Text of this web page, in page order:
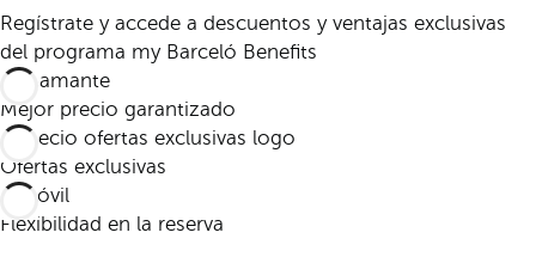
Regístrate y accede a descuentos y ventajas exclusivas
del programa my Barceló Benefits
Mejor precio garantizado
Ofertas exclusivas
Flexibilidad en la reserva